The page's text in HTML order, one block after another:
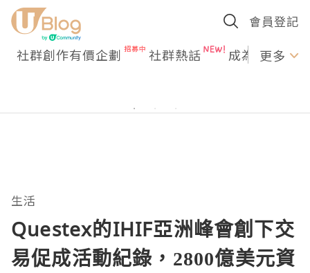
會員登記
社群創作有價企劃 社群熱話 成為U更多
生活
Questex的IHIF亞洲峰會創下交
易促成活動紀錄，2800億美元資